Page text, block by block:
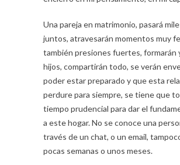
Una pareja en matrimonio, pasará
juntos, atravesarán momentos muy
también presiones fuertes, formarán
hijos, compartirán todo, se verán
poder estar preparado y que esta
perdure para siempre, se tiene que
tiempo prudencial para dar el
a este hogar. No se conoce una
través de un chat, o un email,
pocas semanas o unos meses.